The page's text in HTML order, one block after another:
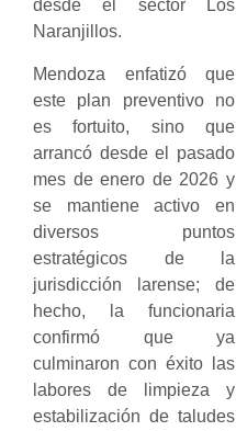
desde el sector Los
Naranjillos.
Mendoza enfatizó que
este plan preventivo no
es fortuito, sino que
arrancó desde el pasado
mes de enero de 2026 y
se mantiene activo en
diversos puntos
estratégicos de la
jurisdicción larense; de
hecho, la funcionaria
confirmó que ya
culminaron con éxito las
labores de limpieza y
estabilización de taludes